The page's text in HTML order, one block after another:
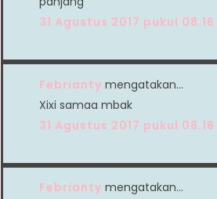
31 Agustus 2017 pukul 08.16
Febrianty mengatakan…
Xixi samaa mbak
31 Agustus 2017 pukul 08.16
Febrianty mengatakan…